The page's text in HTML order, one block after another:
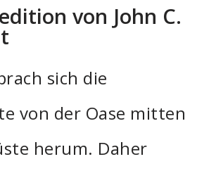
von John C.
sich die
von der Oase mitten
herum. Daher